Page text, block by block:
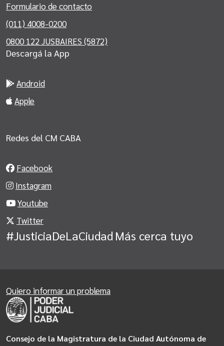
Formulario de contacto
(011) 4008-0200
0800 122 JUSBAIRES (5872)
Descargá la App
Android
Apple
Redes del CM CABA
Facebook
Instagram
Youtube
Twitter
#JusticiaDeLaCiudad Más cerca tuyo
Consejo de la Magistratura de la Ciudad Autónoma de
Quiero informar un problema